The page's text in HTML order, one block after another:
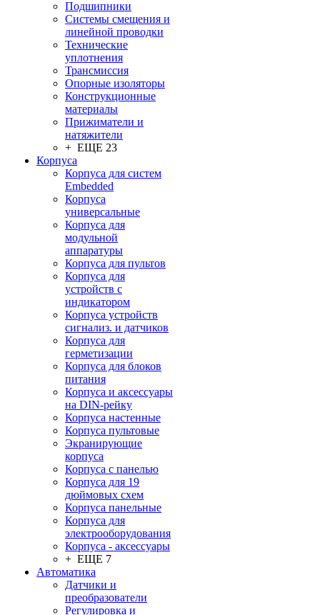
Подшипники
Системы смещения и
линейной проводки
Технические
уплотнения
Трансмиссия
Опорные изоляторы
Конструкционные
материалы
Прижиматели и
натяжители
+ ЕЩЕ 23
Корпуса
Корпуса для систем
Embedded
Корпуса
универсальные
Корпуса для
модульной
аппаратуры
Корпуса для пультов
Корпуса для
устройств с
индикатором
Корпуса устройств
сигнализ. и датчиков
Корпуса для
герметизации
Корпуса для блоков
питания
Корпуса и аксессуары
на DIN-рейку
Корпуса настенные
Корпуса пультовые
Экранирующие
корпуса
Корпуса с панелью
Корпуса для 19
дюймовых схем
Корпуса панельные
Корпуса для
электрооборудования
Корпуса - аксессуары
+ ЕЩЕ 7
Автоматика
Датчики и
преобразователи
Регулировка и